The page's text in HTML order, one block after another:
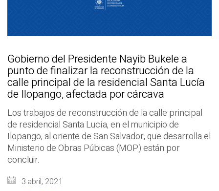
Gobierno del Presidente Nayib Bukele a
punto de finalizar la reconstrucción de la
calle principal de la residencial Santa Lucía
de Ilopango, afectada por cárcava
Los trabajos de reconstrucción de la calle principal
de residencial Santa Lucía, en el municipio de
Ilopango, al oriente de San Salvador, que desarrolla el
Ministerio de Obras Púbicas (MOP) están por
concluir.
3 abril, 2021